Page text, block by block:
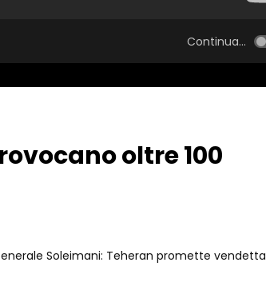
Continua...
oltre 100
Soleimani: Teheran promette vendetta